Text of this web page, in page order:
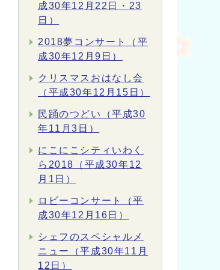
成30年12月22日・23
日）
2018夢コンサート（平
成30年12月9日）
クリスマスおはなし会
（平成30年12月15日）
民踊のつどい（平成30
年11月3日）
にこにこシティいわく
ら2018（平成30年12
月1日）
ロビーコンサート（平
成30年12月16日）
シェフのスペシャルメ
ニュー（平成30年11月
12日）